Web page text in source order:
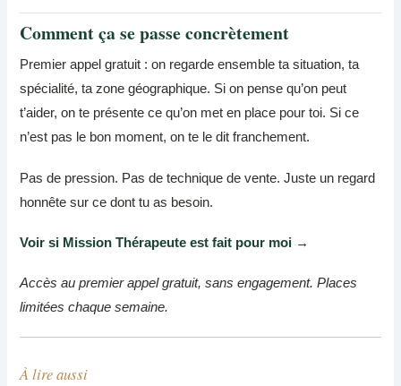
Comment ça se passe concrètement
Premier appel gratuit : on regarde ensemble ta situation, ta
spécialité, ta zone géographique. Si on pense qu’on peut
t’aider, on te présente ce qu’on met en place pour toi. Si ce
n’est pas le bon moment, on te le dit franchement.
Pas de pression. Pas de technique de vente. Juste un regard
honnête sur ce dont tu as besoin.
Voir si Mission Thérapeute est fait pour moi →
Accès au premier appel gratuit, sans engagement. Places
limitées chaque semaine.
À lire aussi